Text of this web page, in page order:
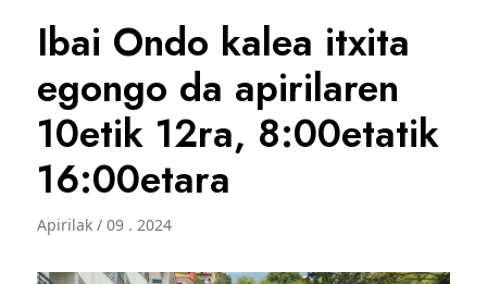
Ibai Ondo kalea itxita
egongo da apirilaren
10etik 12ra, 8:00etatik
16:00etara
Apirilak / 09 . 2024